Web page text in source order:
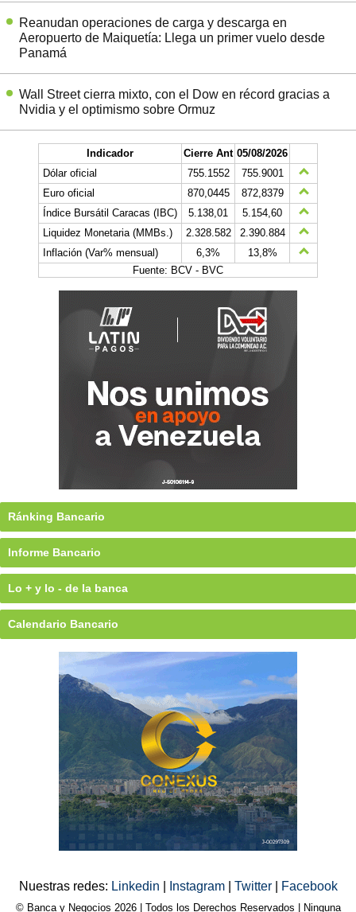
Reanudan operaciones de carga y descarga en
Aeropuerto de Maiquetía: Llega un primer vuelo desde
Panamá
Wall Street cierra mixto, con el Dow en récord gracias a
Nvidia y el optimismo sobre Ormuz
Indicador Cierre Ant 05/08/2026
Dólar oficial
755.1552
755.9001
Euro oficial
870,0445
872,8379
Índice Bursátil Caracas (IBC)
5.138,01
5.154,60
Liquidez Monetaria (MMBs.)
2.328.582
2.390.884
Inflación (Var% mensual)
6,3%
13,8%
Fuente: BCV - BVC
Ránking Bancario
Informe Bancario
Lo + y lo - de la banca
Calendario Bancario
Nuestras redes: Linkedin Instagram Twitter Facebook
© Banca y Negocios 2026 | Todos los Derechos Reservados | Ninguna